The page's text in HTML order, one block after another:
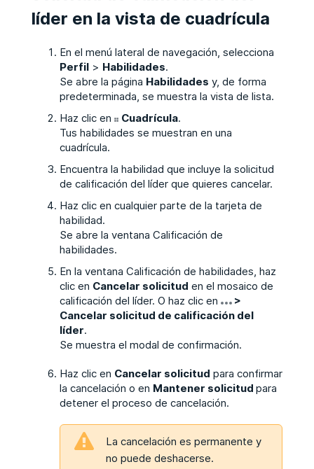
líder en la vista de cuadrícula
En el menú lateral de navegación, selecciona
Perfil> Habilidades.
Se abre la página Habilidades y, de forma
predeterminada, se muestra la vista de lista.
Haz clic en
Cuadrícula.
Tus habilidades se muestran en una
cuadrícula.
Encuentra la habilidad que incluye la solicitud
de calificación del líder que quieres cancelar.
Haz clic en cualquier parte de la tarjeta de
habilidad.
Se abre la ventana Calificación de
habilidades.
En la ventana Calificación de habilidades, haz
clic en Cancelar solicitud en el mosaico de
calificación del líder. O haz clic en
>
Cancelar solicitud de calificación del
líder.
Se muestra el modal de confirmación.
Haz clic en Cancelar solicitud para confirmar
la cancelación o en Mantener solicitudpara
detener el proceso de cancelación.
La cancelación es permanente y
no puede deshacerse.